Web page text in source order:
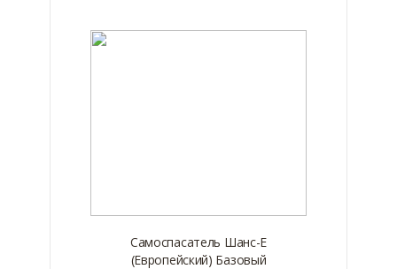
Самоспасатель Шанс-Е
(Европейский) Базовый